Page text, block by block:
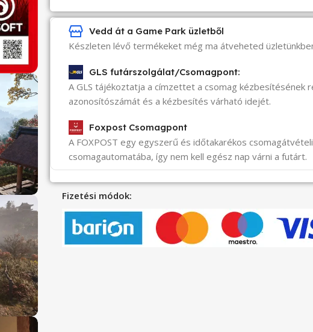
Vedd át a Game Park üzletből
Készleten lévő termékeket még ma átveheted
GLS futárszolgálat/Csomagpont:
A GLS tájékoztatja a címzettet a csomag kézbesítésének
azonosítószámát és a kézbesítés várható idejét.
Foxpost Csomagpont
A FOXPOST egy egyszerű és időtakarékos
csomagautomatába, így nem kell egész nap várni a futárt.
Fizetési módok: